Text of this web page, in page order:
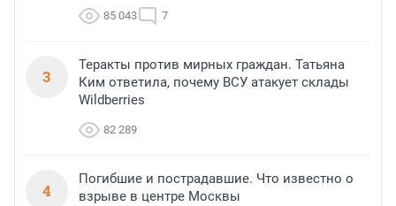
85 043 7
3
Теракты против мирных граждан. Татьяна
Ким ответила, почему ВСУ атакует склады
Wildberries
82 289
4
Погибшие и пострадавшие. Что известно о
взрыве в центре Москвы